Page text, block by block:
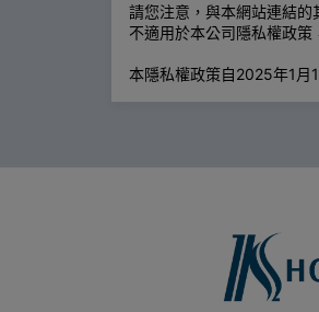
請您注意，與本網站連結
不適用於本公司隱私權政策
本隱私權政策自2025年1月